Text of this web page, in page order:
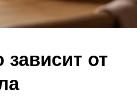
зависит от